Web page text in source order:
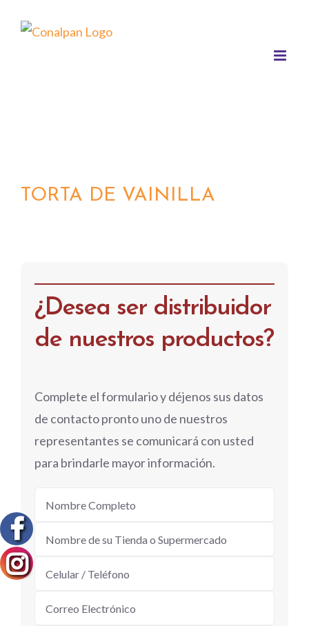
TORTA DE VAINILLA
¿Desea ser distribuidor
de nuestros productos?
Complete el formulario y déjenos sus datos
de contacto pronto uno de nuestros
representantes se comunicará con usted
para brindarle mayor información.